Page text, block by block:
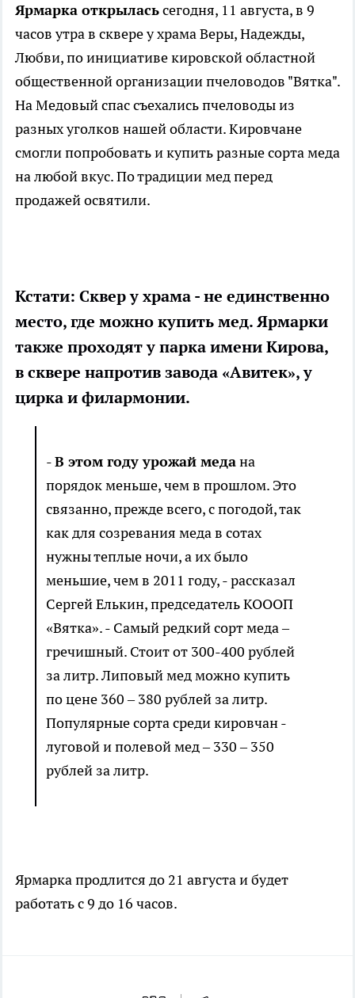
Ярмарка открыласьсегодня, 11 августа, в 9
часов утра в сквере у храма Веры, Надежды,
Любви, по инициативе кировской областной
общественной организации пчеловодов "Вятка".
На Медовый спас съехались пчеловоды из
разных уголков нашей области. Кировчане
смогли попробовать и купить разные сорта меда
на любой вкус. По традиции мед перед
продажей освятили.
Кстати: Сквер у храма - не единственно
место, где можно купить мед. Ярмарки
также проходят у парка имени Кирова,
в сквере напротив завода «Авитек», у
цирка и филармонии.
-В этом году урожай медана
порядок меньше, чем в прошлом. Это
связанно, прежде всего, с погодой, так
как для созревания меда в сотах
нужны теплые ночи, а их было
меньшие, чем в 2011 году, - рассказал
Сергей Елькин, председатель КОООП
«Вятка». - Самый редкий сорт меда –
гречишный. Стоит от 300-400 рублей
за литр. Липовый мед можно купить
по цене 360 – 380 рублей за литр.
Популярные сорта среди кировчан -
луговой и полевой мед – 330 – 350
рублей за литр.
Ярмарка продлится до 21 августа и будет
работать с 9 до 16 часов.